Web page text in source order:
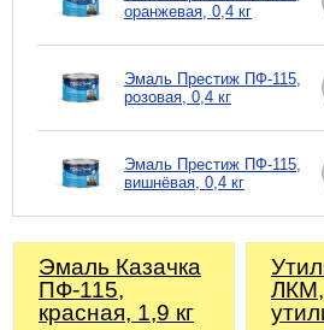
оранжевая, 0,4 кг
Эмаль Престиж ПФ-115,
розовая, 0,4 кг
Эмаль Престиж ПФ-115,
вишнёвая, 0,4 кг
Эмаль Казачка
ПФ-115,
красная, 1,9 кг
ЛКМ,